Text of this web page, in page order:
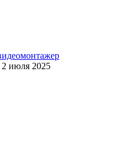
2 июля 2025